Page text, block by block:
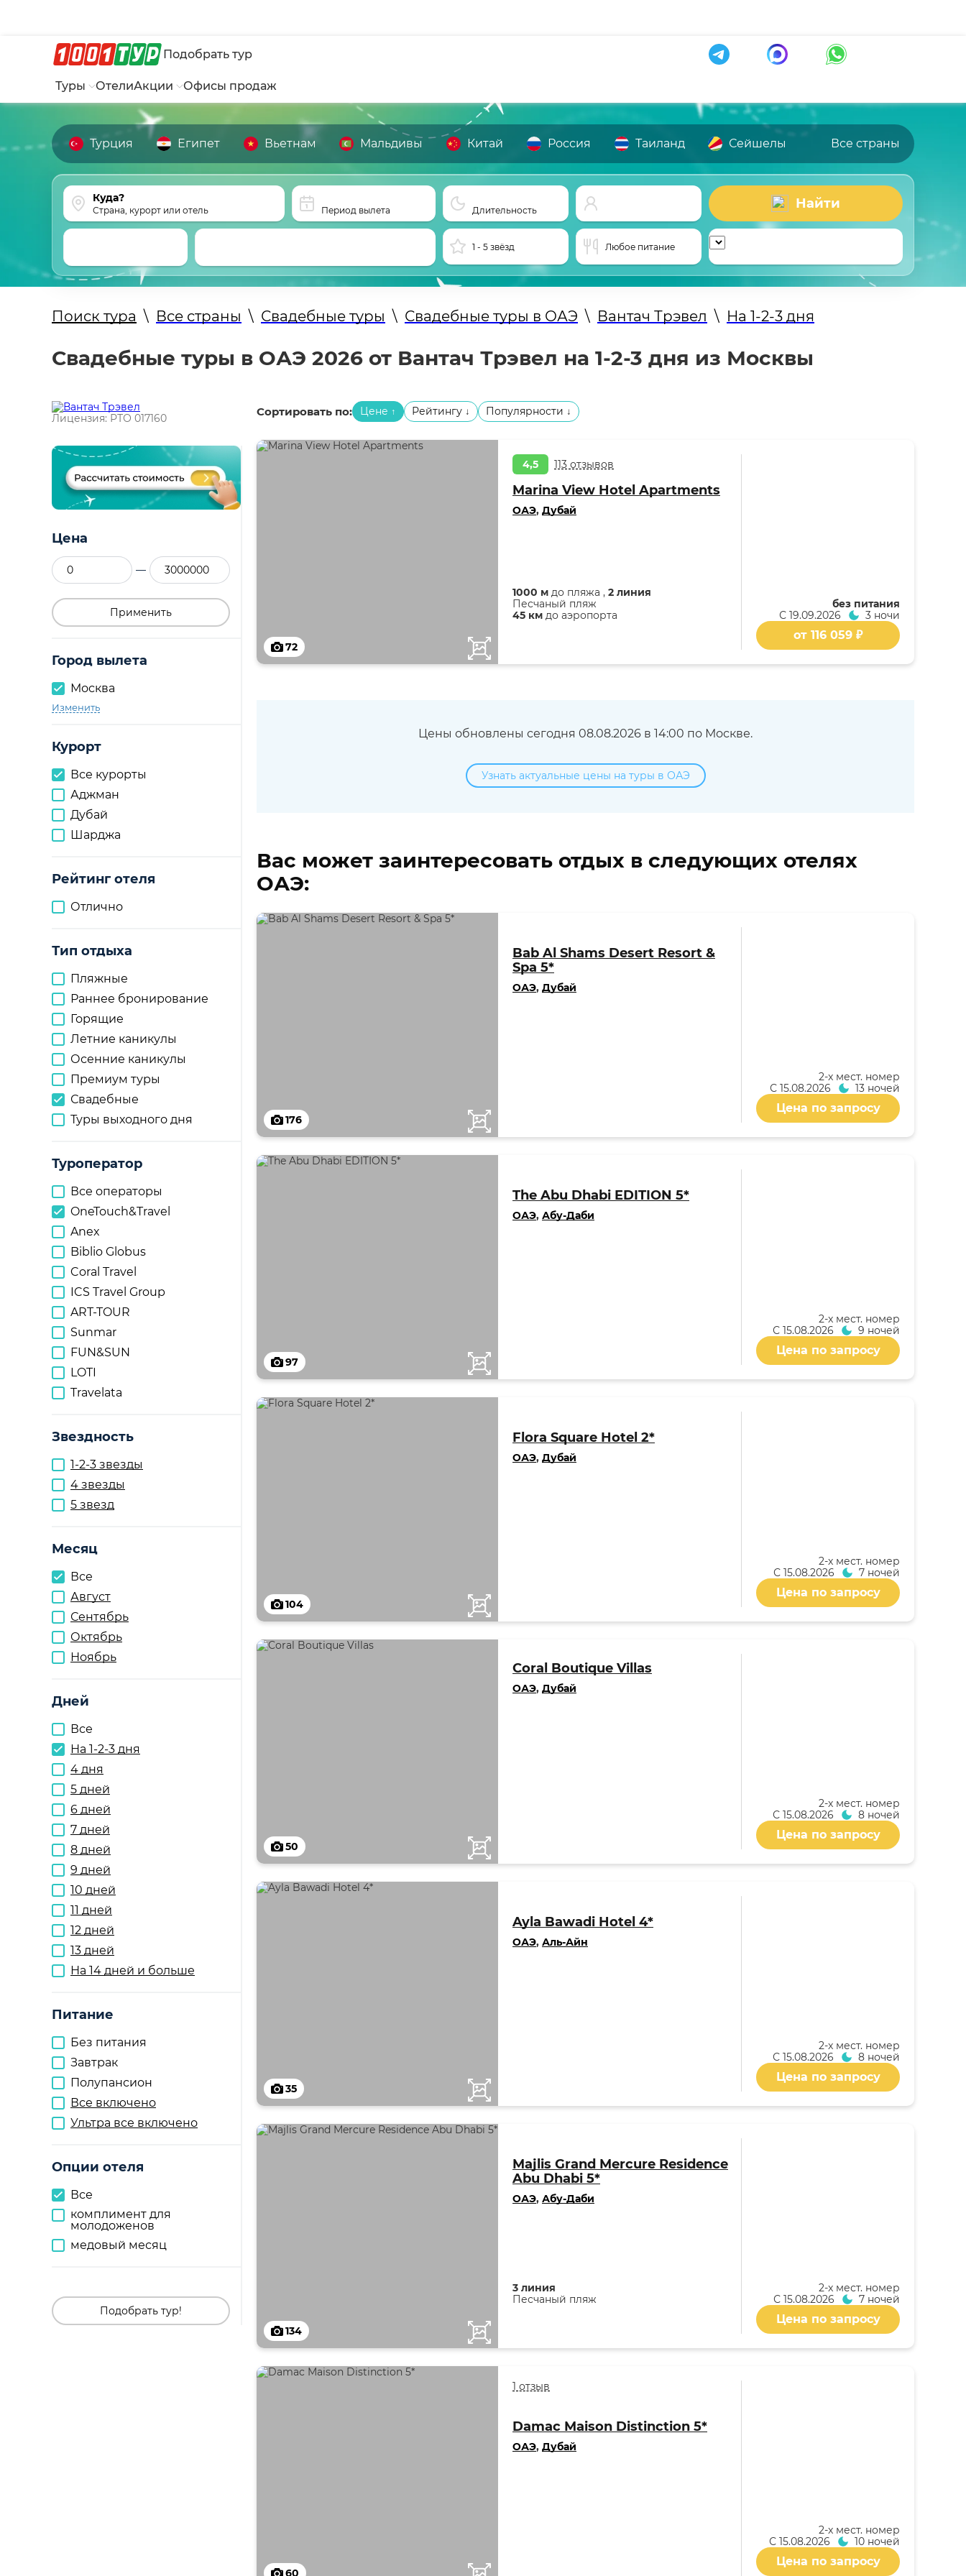
Подобрать тур
Туры ОтелиАкции Офисы продаж
Турция Египет Вьетнам Мальдивы Китай Россия Таиланд Сейшелы Все страны
Страна, курорт или отель Период вылета Длительность Найти
1 - 5 звёзд Любое питание
Поиск тура \ Все страны \ Свадебные туры \ Свадебные туры в ОАЭ \ Вантач Трэвел \ На 1-2-3 дня
Свадебные туры в ОАЭ 2026 от Вантач Трэвел на 1-2-3 дня из Москвы
Лицензия: РТО 017160
Цена
—
Применить
Город вылета
Москва
Изменить
Курорт
Все курорты
Аджман
Дубай
Шарджа
Рейтинг отеля
Отлично
Тип отдыха
Пляжные
Раннее бронирование
Горящие
Летние каникулы
Осенние каникулы
Премиум туры
Свадебные
Туры выходного дня
Туроператор
Все операторы
OneTouch&Travel
Anex
Biblio Globus
Coral Travel
ICS Travel Group
ART-TOUR
Sunmar
FUN&SUN
LOTI
Travelata
Звездность
1-2-3 звезды
4 звезды
5 звезд
Месяц
Все
Август
Сентябрь
Октябрь
Ноябрь
Дней
Все
На 1-2-3 дня
4 дня
5 дней
6 дней
7 дней
8 дней
9 дней
10 дней
11 дней
12 дней
13 дней
На 14 дней и больше
Питание
Без питания
Завтрак
Полупансион
Все включено
Ультра все включено
Опции отеля
Все
комплимент для
молодоженов
медовый месяц
Подобрать тур!
Сортировать по: Цене ↑ Рейтингу ↓ Популярности ↓
72
4,5 113 отзывов
Marina View Hotel Apartments
ОАЭ, Дубай
1000 м до пляжа , 2 линия
Песчаный пляж
45 км до аэропорта
без питания
С 19.09.2026 3 ночи
от 116 059 ₽
Цены обновлены сегодня 08.08.2026 в 14:00 по Москве.
Узнать актуальные цены на туры в ОАЭ
Вас может заинтересовать отдых в следующих отелях
ОАЭ:
176
Bab Al Shams Desert Resort &
Spa 5*
ОАЭ, Дубай
2-x мест. номер
С 15.08.2026 13 ночей
Цена по запросу
97
The Abu Dhabi EDITION 5*
ОАЭ, Абу-Даби
2-x мест. номер
С 15.08.2026 9 ночей
Цена по запросу
104
Flora Square Hotel 2*
ОАЭ, Дубай
2-x мест. номер
С 15.08.2026 7 ночей
Цена по запросу
50
Coral Boutique Villas
ОАЭ, Дубай
2-x мест. номер
С 15.08.2026 8 ночей
Цена по запросу
35
Ayla Bawadi Hotel 4*
ОАЭ, Аль-Айн
2-x мест. номер
С 15.08.2026 8 ночей
Цена по запросу
134
Majlis Grand Mercure Residence
Abu Dhabi 5*
ОАЭ, Абу-Даби
3 линия
Песчаный пляж
2-x мест. номер
С 15.08.2026 7 ночей
Цена по запросу
60
1 отзыв
Damac Maison Distinction 5*
ОАЭ, Дубай
2-x мест. номер
С 15.08.2026 10 ночей
Цена по запросу